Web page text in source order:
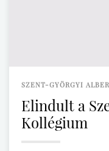
SZENT-GYÖRGYI
Elindult a
Kollégium